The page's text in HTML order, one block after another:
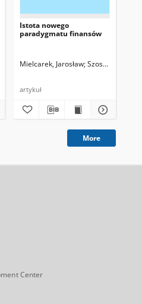
Istota nowego
paradygmatu finansów
Mielcarek, Jarosław Szostak,
artykuł
More
Center